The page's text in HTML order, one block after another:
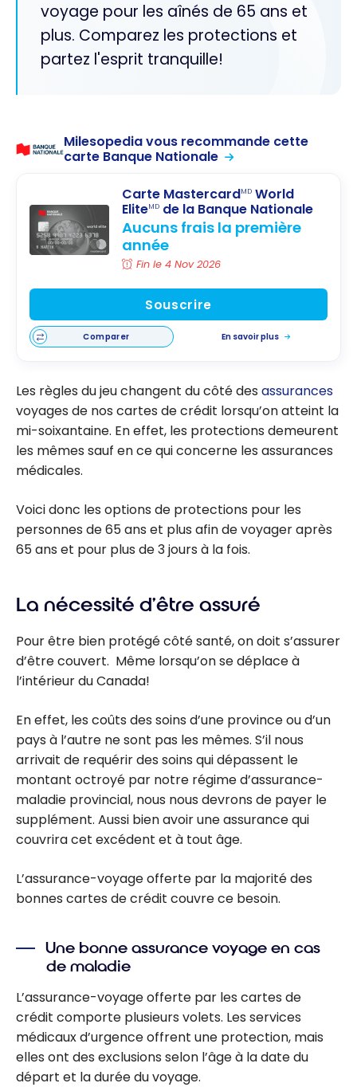
voyage pour les aînés de 65 ans et
plus. Comparez les protections et
partez l'esprit tranquille!
Milesopedia vous recommande cette
carte Banque Nationale
Carte MastercardMD World
EliteMD de la Banque Nationale
Aucuns frais la première
année
Fin le 4 Nov 2026
Souscrire
Comparer En savoir plus
Les règles du jeu changent du côté des assurances
voyages de nos cartes de crédit lorsqu’on atteint la
mi-soixantaine. En effet, les protections demeurent
les mêmes sauf en ce qui concerne les assurances
médicales.
Voici donc les options de protections pour les
personnes de 65 ans et plus afin de voyager après
65 ans et pour plus de 3 jours à la fois.
La nécessité d’être assuré
Pour être bien protégé côté santé, on doit s’assurer
d’être couvert. Même lorsqu’on se déplace à
l’intérieur du Canada!
En effet, les coûts des soins d’une province ou d’un
pays à l’autre ne sont pas les mêmes. S’il nous
arrivait de requérir des soins qui dépassent le
montant octroyé par notre régime d’assurance-
maladie provincial, nous nous devrons de payer le
supplément. Aussi bien avoir une assurance qui
couvrira cet excédent et à tout âge.
L’assurance-voyage offerte par la majorité des
bonnes cartes de crédit couvre ce besoin.
Une bonne assurance voyage en cas
de maladie
L’assurance-voyage offerte par les cartes de
crédit comporte plusieurs volets. Les services
médicaux d’urgence offrent une protection, mais
elles ont des exclusions selon l’âge à la date du
départ et la durée du voyage.